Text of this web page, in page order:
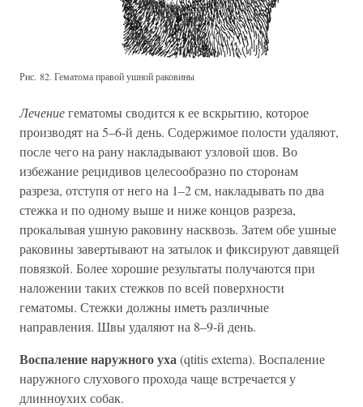
Рис. 82. Гематома правой ушной раковины
Лечениегематомы сводится к ее вскрытию, которое
производят на 5–6-й день. Содержимое полости удаляют,
после чего на рану накладывают узловой шов. Во
избежание рецидивов целесообразно по сторонам
разреза, отступя от него на 1–2 см, накладывать по два
стежка и по одному выше и ниже концов разреза,
прокалывая ушную раковину насквозь. Затем обе ушные
раковины завертывают на затылок и фиксируют давящей
повязкой. Более хорошие результаты получаются при
наложении таких стежков по всей поверхности
гематомы. Стежки должны иметь различные
направления. Швы удаляют на 8–9-й день.
Воспаление наружного уха(qtitis externa). Воспаление
наружного слухового прохода чаще встречается у
длинноухих собак.